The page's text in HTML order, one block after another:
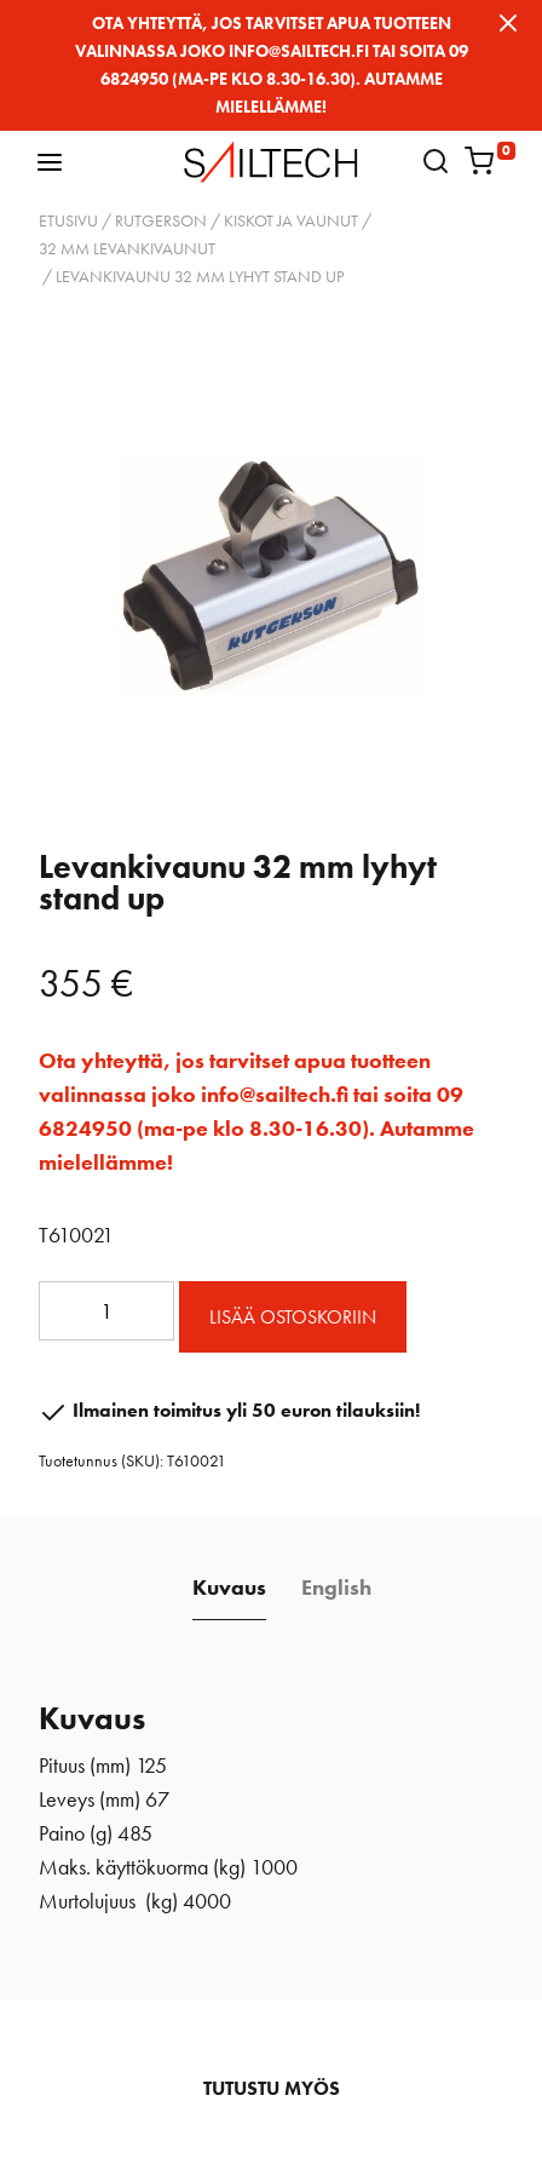
OTA YHTEYTTÄ, JOS TARVITSET APUA TUOTTEEN
VALINNASSA JOKO INFO@SAILTECH.FI TAI SOITA 09
6824950 (MA-PE KLO 8.30-16.30). AUTAMME
MIELELLÄMME!
0
ETUSIVU / RUTGERSON / KISKOT JA VAUNUT /
32 MM LEVANKIVAUNUT
/ LEVANKIVAUNU 32 MM LYHYT STAND UP
Levankivaunu 32 mm lyhyt
stand up
355 €
Ota yhteyttä, jos tarvitset apua tuotteen
valinnassa joko info@sailtech.fi tai soita 09
6824950 (ma-pe klo 8.30-16.30). Autamme
mielellämme!
T610021
lyhyt
up
LISÄÄ OSTOSKORIIN
Ilmainen toimitus yli 50 euron tilauksiin!
Tuotetunnus (SKU):T610021
Kuvaus English
Kuvaus
Pituus (mm) 125
Leveys (mm) 67
Paino (g) 485
Maks. käyttökuorma (kg) 1000
Murtolujuus (kg) 4000
TUTUSTU MYÖS